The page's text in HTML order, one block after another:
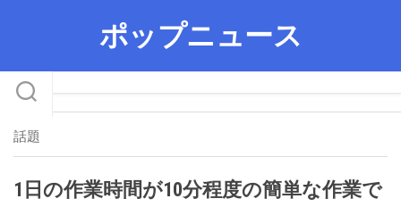
ポップニュース
話題
1日の作業時間が10分程度の簡単な作業で